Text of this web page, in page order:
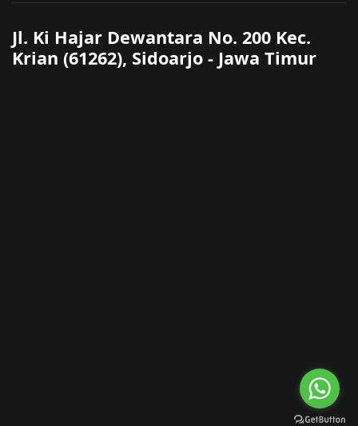
Jl. Ki Hajar Dewantara No. 200 Kec.
Krian (61262), Sidoarjo - Jawa Timur